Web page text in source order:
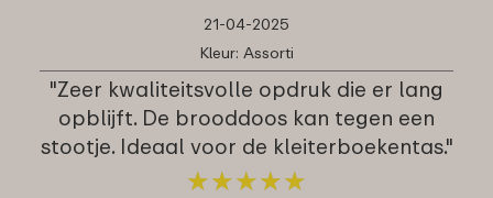
21-04-2025
Kleur: Assorti
"Zeer kwaliteitsvolle opdruk die er lang
opblijft. De brooddoos kan tegen een
stootje. Ideaal voor de kleiterboekentas."
★★★★★
★★★★★